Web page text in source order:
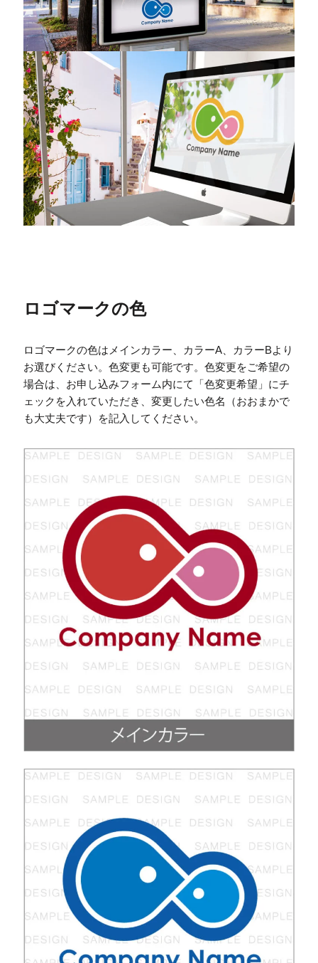
ロゴマークの色
ロゴマークの色はメインカラー、カラーA、カラーBより
お選びください。色変更も可能です。色変更をご希望の
場合は、お申し込みフォーム内にて「色変更希望」にチ
ェックを入れていただき、変更したい色名（おおまかで
も大丈夫です）を記入してください。